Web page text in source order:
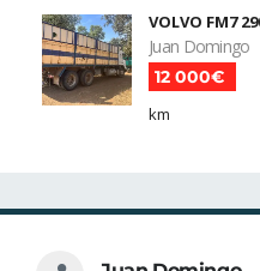
VOLVO FM7
Juan Domingo
12 000€
km